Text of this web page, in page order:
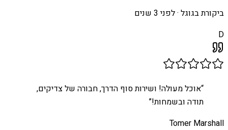
ביקורת בגוגל ·לפני 3 שנים
D
“אוכל מעולה! ושירות סוף הדרך, חבורה של צדיקים,
תודה ובשמחות!”
Tomer Marshall